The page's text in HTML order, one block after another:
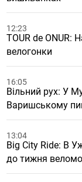
12:23
TOUR de ONUR:
велогонки
16:05
Вільний рух: У
Варишському
13:04
Big City Ride: В
до тижня